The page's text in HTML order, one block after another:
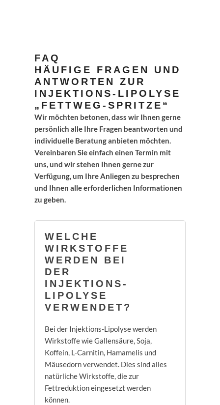
FAQ
HÄUFIGE FRAGEN UND
ANTWORTEN ZUR
INJEKTIONS-LIPOLYSE
„FETTWEG-SPRITZE“
Wir möchten betonen, dass wir Ihnen gerne
persönlich alle Ihre Fragen beantworten und
individuelle Beratung anbieten möchten.
Vereinbaren Sie einfach einen Termin mit
uns, und wir stehen Ihnen gerne zur
Verfügung, um Ihre Anliegen zu besprechen
und Ihnen alle erforderlichen Informationen
zu geben.
WELCHE
WIRKSTOFFE
WERDEN BEI
DER
INJEKTIONS-
LIPOLYSE
VERWENDET?
Bei der Injektions-Lipolyse werden
Wirkstoffe wie Gallensäure, Soja,
Koffein, L-Carnitin, Hamamelis und
Mäusedorn verwendet. Dies sind alles
natürliche Wirkstoffe, die zur
Fettreduktion eingesetzt werden
können.